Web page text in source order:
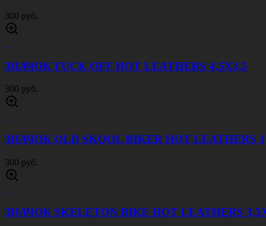
300 руб.
ЗНАЧОК FUCK OFF HOT LEATHERS 4,5Х3,5
300 руб.
ЗНАЧОК OLD SKOOL BIKER HOT LEATHERS
300 руб.
ЗНАЧОК SKELETON BIKE HOT LEATHERS